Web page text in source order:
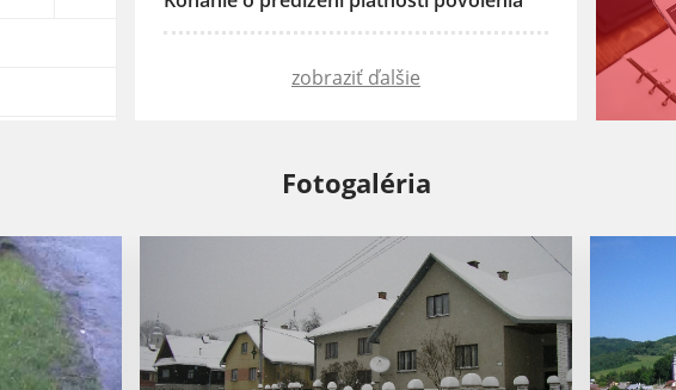
zobraziť ďalšie
Fotogaléria